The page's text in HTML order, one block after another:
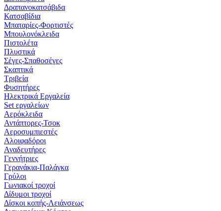
Δραπανοκατσάβιδα
Κατσαβίδια
Μπαταρίες-Φορτιστές
Μπουλονόκλειδα
Πιστολέτα
Πλυστικά
Σέγες-Σπαθοσέγες
Σκαπτικά
Τριβεία
Φυσητήρες
Ηλεκτρικά Εργαλεία
Set εργαλείων
Αερόκλειδα
Αντάπτορες-Τσοκ
Αεροσυμπιεστές
Αλοιφαδόροι
Αναδευτήρες
Γεννήτριες
Γερανάκια-Παλάγκα
Γρύλοι
Γωνιακοί τροχοί
Δίδυμοι τροχοί
Δίσκοι κοπής-Λειάνσεως